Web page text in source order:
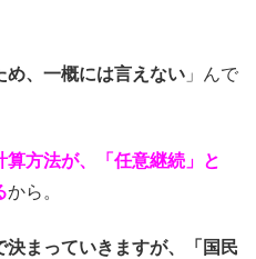
め、一概には言えない 」んで
算方法が、「任意継続」と
から。
決まっていきますが、「国民